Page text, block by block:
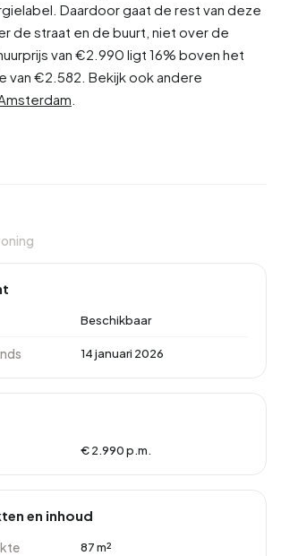
Daardoor gaat de rest van deze
de straat en de buurt, niet over de
van €2.990 ligt 16% boven het
van €2.582. Bekijk ook andere
Beschikbaar
14 januari 2026
€ 2.990 p.m.
en inhoud
87 m²